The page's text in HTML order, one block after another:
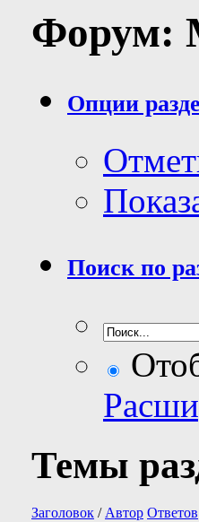
Форум:
Опции
Поиск по
Темы
Заголовок / Автор Ответов